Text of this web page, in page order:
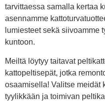
tarvittaessa samalla kertaa
asennamme
lumiesteet sekä siivoamme
kuntoon.
Meiltä löytyy taitavat
kattopeltisepät, jotka
osaamisella! Valitse meidät
tyylikkään ja toimivan